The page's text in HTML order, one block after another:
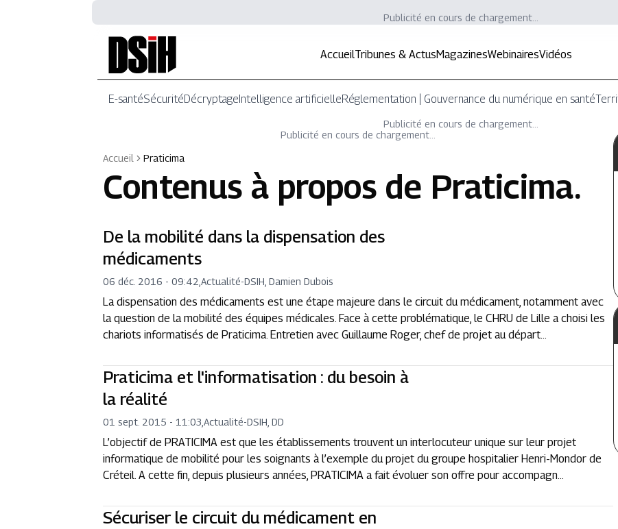
Publicité en cours de chargement...
AccueilTribunes & ActusMagazinesWebinairesVidéos
E-santéSécuritéDécryptageIntelligence artificielleRéglementation | Gouvernance du numérique en santé
Publicité en cours de chargement...
Publicité en cours de chargement...
Accueil
Praticima
Contenus à propos de Praticima.
De la mobilité dans la dispensation des
médicaments
06 déc. 2016 - 09:42 ,Actualité-DSIH, Damien Dubois
La dispensation des médicaments est une étape majeure dans le circuit du médicament, notamment avec
la question de la mobilité des équipes médicales. Face à cette problématique, le CHRU de Lille a choisi les
chariots informatisés de Praticima. Entretien avec Guillaume Roger, chef de projet au départ...
Praticima et l'informatisation : du besoin à
la réalité
01 sept. 2015 - 11:03 ,Actualité-DSIH, DD
L’objectif de PRATICIMA est que les établissements trouvent un interlocuteur unique sur leur projet
informatique de mobilité pour les soignants à l’exemple du projet du groupe hospitalier Henri-Mondor de
Créteil. A cette fin, depuis plusieurs années, PRATICIMA a fait évoluer son offre pour accompagn...
Sécuriser le circuit du médicament en